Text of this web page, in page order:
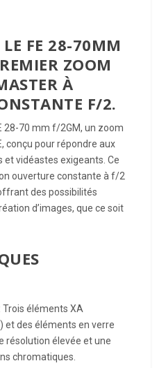
LE FE 28-70MM
ZOOM
À
ANTE F/2.
28-70 mm f/2GM, un zoom
conçu pour répondre aux
et vidéastes exigeants. Ce
ouverture constante à f/2
des possibilités
d’images, que ce soit
: Trois éléments XA
et des éléments en verre
résolution élevée et une
chromatiques.